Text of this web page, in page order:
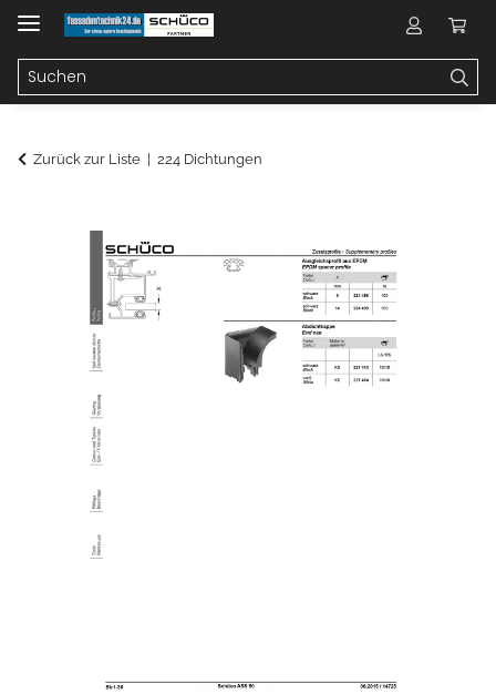
Zurück zur Liste 224 Dichtungen